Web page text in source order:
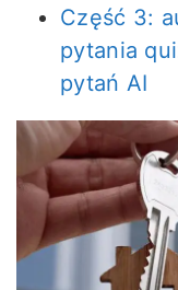
Część 3:
pytania
pytań AI